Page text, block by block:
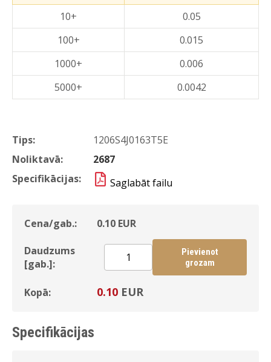
Tips:
1206S4J0163T5E
Noliktavā:
2687
Specifikācijas:
Saglabāt failu
Cena/gab.: 0.10 EUR
Daudzums
[gab.]:
Pievienot
grozam
Kopā: 0.10 EUR
10+
0.05
100+
0.015
1000+
0.006
5000+
0.0042
Specifikācijas